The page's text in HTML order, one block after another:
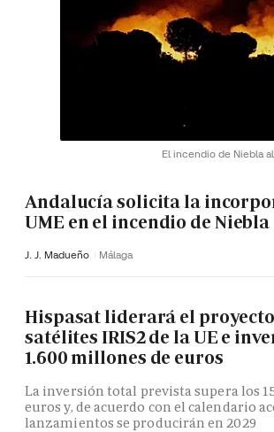
El incendio de Niebla
Andalucía solicita la
UME en el incendio de Niebla
J. J. Madueño Málaga
Hispasat liderará el
satélites IRIS2 de la UE e
1.600 millones de euros
La inversión total prevista supera los
euros y, de acuerdo con el calendario
lanzamientos se producirán en 2029